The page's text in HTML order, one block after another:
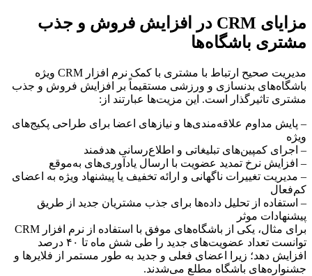
مزایای CRM در افزایش فروش و جذب
مشتری باشگاه‌ها
مدیریت صحیح ارتباط با مشتری با کمک نرم افزار CRM ویژه
باشگاه‌های بدنسازی و ورزشی مستقیماً بر افزایش فروش و جذب
مشتری تاثیرگذار است. این مزیت‌ها عبارتند از:
– پایش مداوم علاقه‌مندی‌ها و نیازهای اعضا برای طراحی پکیج‌های
ویژه
– اجرای کمپین‌های تبلیغاتی و اطلاع‌رسانی هدفمند
– افزایش نرخ تمدید عضویت با ارسال یادآوری‌های به‌موقع
– مدیریت تغییرات ناگهانی و ارائه تخفیف یا پیشنهاد ویژه به اعضای
کم‌فعال
– استفاده از تحلیل داده‌ها برای جذب مشتریان جدید از طریق
پیشنهادات موثر
برای مثال، یکی از باشگاه‌های موفق با استفاده از نرم افزار CRM
توانست تعداد عضویت‌های جدید را طی شش ماه تا ۴۰ درصد
افزایش دهد؛ زیرا اعضای فعلی و جدید به طور مستمر از فلایرها و
جشنواره‌های باشگاه مطلع می‌شدند.